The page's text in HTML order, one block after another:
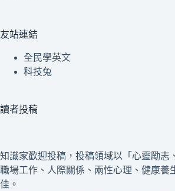
友站連結
全民學英文
科技兔
讀者投稿
知識家歡迎投稿，投稿領域以「心靈勵志
職場工作、人際關係、兩性心理、健康養
佳。